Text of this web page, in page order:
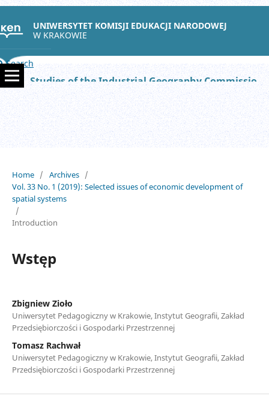
UNIWERSYTET KOMISJI EDUKACJI NARODOWEJ
W KRAKOWIE
Search
Studies of the Industrial Geography Commission of the Polish Geographical Society
Home / Archives /
Vol. 33 No. 1 (2019): Selected issues of economic development of
spatial systems
/
Introduction
Wstęp
Zbigniew Zioło
Uniwersytet Pedagogiczny w Krakowie, Instytut Geografii, Zakład
Przedsiębiorczości i Gospodarki Przestrzennej
Tomasz Rachwał
Uniwersytet Pedagogiczny w Krakowie, Instytut Geografii, Zakład
Przedsiębiorczości i Gospodarki Przestrzennej